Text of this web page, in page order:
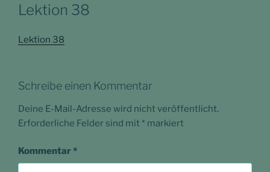
Lektion 38
Lektion 38
Schreibe einen Kommentar
Deine E-Mail-Adresse wird nicht veröffentlicht.
Erforderliche Felder sind mit * markiert
Kommentar *